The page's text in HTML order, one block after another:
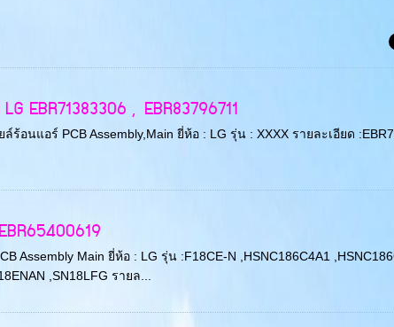
EBR71383306 , EBR83796711
ร้อนแอร์ PCB Assembly,Main ยี่ห้อ : LG รุ่น : XXXX รายละเอียด
Assembly Main ยี่ห้อ : LG รุ่น :F18CE-N ,HSNC186C4A1
,SN18LFG รายล...